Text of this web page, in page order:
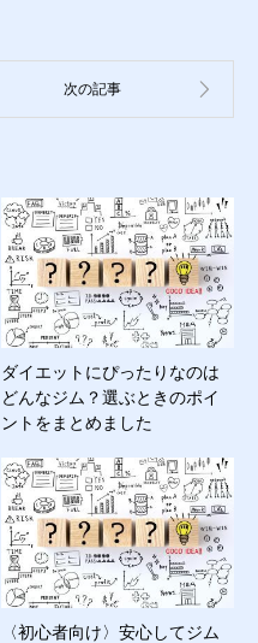
ダイエットにぴったりなのは
どんなジム？選ぶときのポイ
ントをまとめました
〈初心者向け〉安心してジム